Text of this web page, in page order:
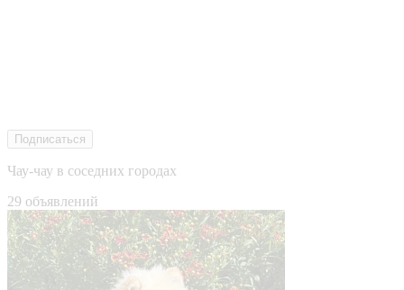
Подписаться
Чау-чау в соседних городах
29 объявлений